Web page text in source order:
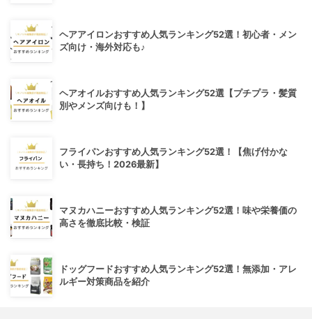
ヘアアイロンおすすめ人気ランキング52選！初心者・メン
ズ向け・海外対応も♪
ヘアオイルおすすめ人気ランキング52選【プチプラ・髪質
別やメンズ向けも！】
フライパンおすすめ人気ランキング52選！【焦げ付かな
い・長持ち！2026最新】
マヌカハニーおすすめ人気ランキング52選！味や栄養価の
高さを徹底比較・検証
ドッグフードおすすめ人気ランキング52選！無添加・アレ
ルギー対策商品を紹介